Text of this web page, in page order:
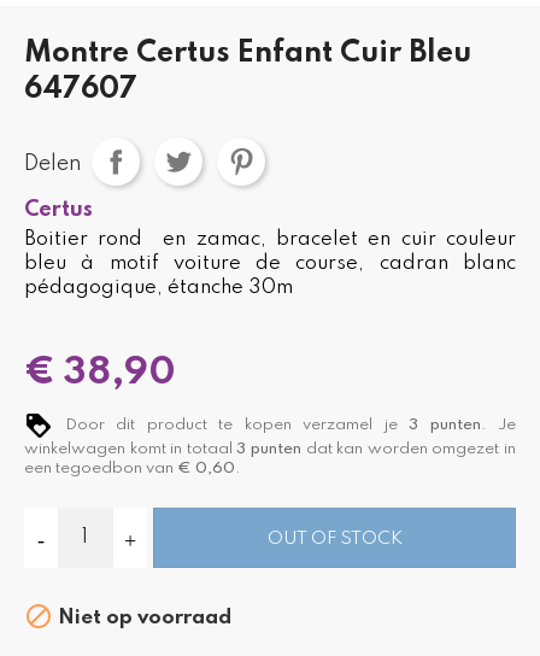
Montre Certus Enfant Cuir Bleu
647607
Delen
Certus
Boitier rond en zamac, bracelet en cuir couleur
bleu à motif voiture de course, cadran blanc
pédagogique, étanche 30m
€ 38,90
Door dit product te kopen verzamel je 3 punten . Je
winkelwagen komt in totaal3 punten dat kan worden omgezet in
een tegoedbon van € 0,60 .
OUT OF STOCK
 Niet op voorraad